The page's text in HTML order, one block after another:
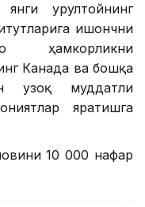
Қурултойнинг
ишончни
ҳамкорликни
Канада ва бошқа
узоқ муддатли
яратишга
10 000 нафар